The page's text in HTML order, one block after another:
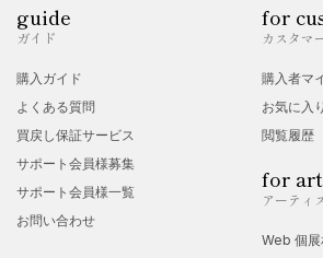
guide
ガイド
購入ガイド
よくある質問
買戻し保証サービス
サポート会員様募集
サポート会員様一覧
お問い合わせ
for
カスタマ
購入者マ
お気に入り
閲覧履歴
for
アーティ
Web 個展